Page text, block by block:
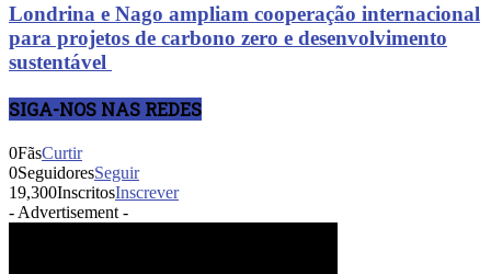
Londrina e Nago ampliam cooperação internacional
para projetos de carbono zero e desenvolvimento
sustentável
SIGA-NOS NAS REDES
0FãsCurtir
0SeguidoresSeguir
19,300InscritosInscrever
- Advertisement -